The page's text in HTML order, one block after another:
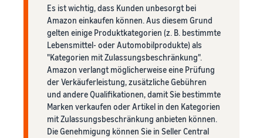
Es ist wichtig, dass Kunden unbesorgt bei
Amazon einkaufen können. Aus diesem Grund
gelten einige Produktkategorien (z. B. bestimmte
Lebensmittel- oder Automobilprodukte) als
"Kategorien mit Zulassungsbeschränkung".
Amazon verlangt möglicherweise eine Prüfung
der Verkäuferleistung, zusätzliche Gebühren
und andere Qualifikationen, damit Sie bestimmte
Marken verkaufen oder Artikel in den Kategorien
mit Zulassungsbeschränkung anbieten können.
Die Genehmigung können Sie in Seller Central